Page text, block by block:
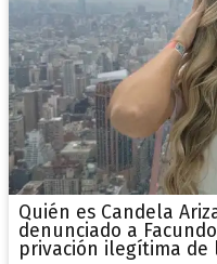
Quién es Candela
denunciado a
privación ilegítima